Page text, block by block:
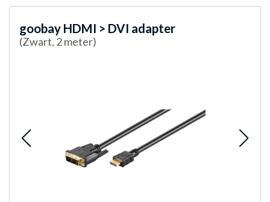
goobay HDMI > DVI adapter
(Zwart, 2 meter)